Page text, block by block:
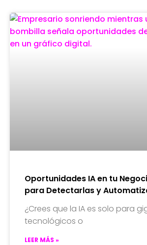
Oportunidades IA en tu
para Detectarlas y
¿Crees que la IA es solo para
tecnológicos o
LEER MÁS »